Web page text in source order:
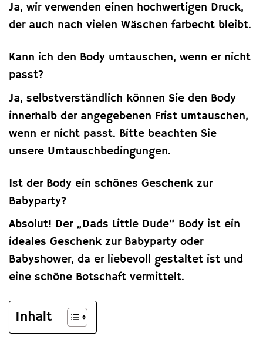
Ja, wir verwenden einen hochwertigen Druck,
der auch nach vielen Wäschen farbecht bleibt.
Kann ich den Body umtauschen, wenn er nicht
passt?
Ja, selbstverständlich können Sie den Body
innerhalb der angegebenen Frist umtauschen,
wenn er nicht passt. Bitte beachten Sie
unsere Umtauschbedingungen.
Ist der Body ein schönes Geschenk zur
Babyparty?
Absolut! Der „Dads Little Dude“ Body ist ein
ideales Geschenk zur Babyparty oder
Babyshower, da er liebevoll gestaltet ist und
eine schöne Botschaft vermittelt.
Inhalt